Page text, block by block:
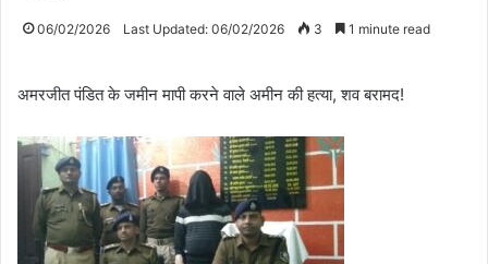
06/02/2026 Last Updated: 06/02/2026 3 1 minute read
अमरजीत पंडित के जमीन मापी करने वाले अमीन की हत्या, शव बरामद!